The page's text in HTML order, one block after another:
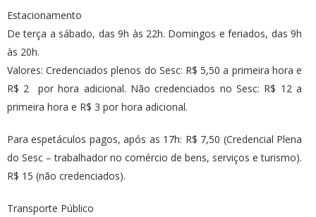
Estacionamento
De terça a sábado, das 9h às 22h. Domingos e feriados, das 9h
às 20h.
Valores: Credenciados plenos do Sesc: R$ 5,50 a primeira hora e
R$ 2 por hora adicional. Não credenciados no Sesc: R$ 12 a
primeira hora e R$ 3 por hora adicional.
Para espetáculos pagos, após as 17h: R$ 7,50 (Credencial Plena
do Sesc – trabalhador no comércio de bens, serviços e turismo).
R$ 15 (não credenciados).
Transporte Público